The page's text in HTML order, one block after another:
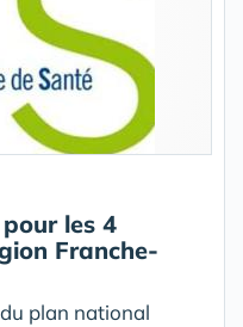
les 4
Franche-
plan national